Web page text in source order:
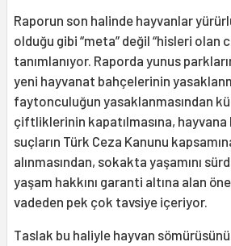
Raporun son halinde hayvanlar
olduğu gibi “meta” değil “hisleri olan
tanımlanıyor. Raporda yunus
yeni hayvanat bahçelerinin
faytonculuğun yasaklanmasından
çiftliklerinin kapatılmasına, hayvana
suçların Türk Ceza Kanunu
alınmasından, sokakta yaşamını
yaşam hakkını garanti altına alan
vadeden pek çok tavsiye içeriyor.
Taslak bu haliyle hayvan